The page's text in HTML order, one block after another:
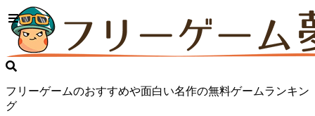
フリーゲームのおすすめや面白い名作の無料ゲームランキン
グ